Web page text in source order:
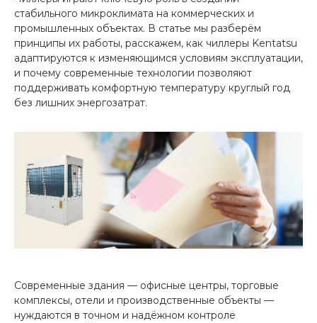
стабильного микроклимата на коммерческих и
промышленных объектах. В статье мы разберём
принципы их работы, расскажем, как чиллеры Kentatsu
адаптируются к изменяющимся условиям эксплуатации,
и почему современные технологии позволяют
поддерживать комфортную температуру круглый год
без лишних энергозатрат.
Современные здания — офисные центры, торговые
комплексы, отели и производственные объекты —
нуждаются в точном и надёжном контроле